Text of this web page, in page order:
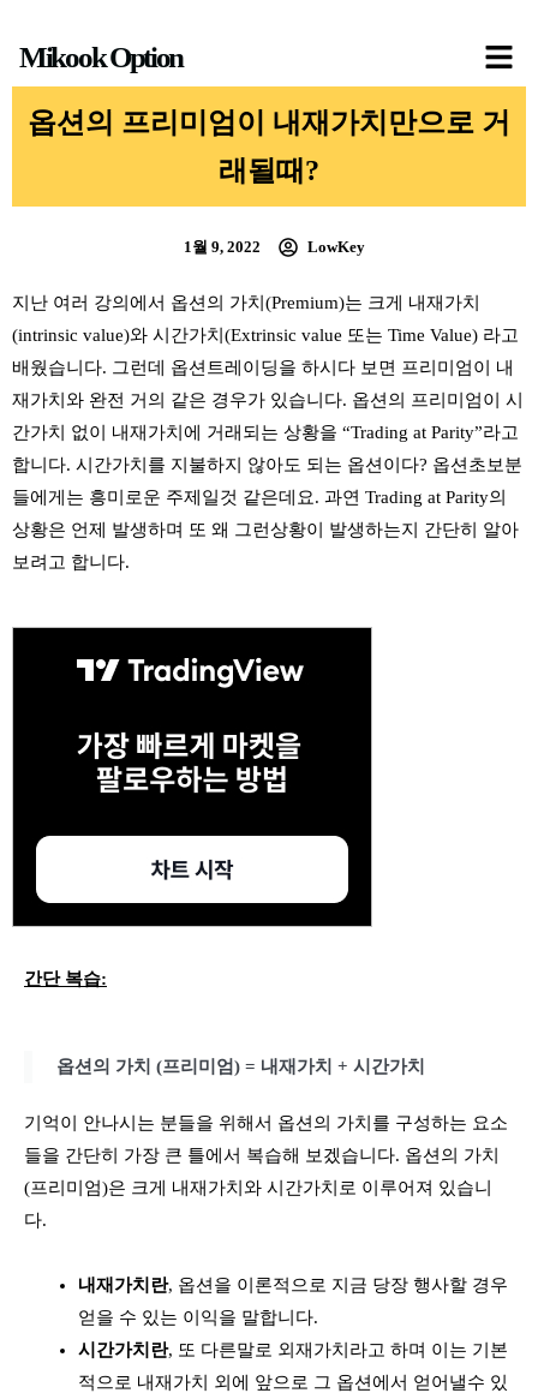
츠
너
Mikook Option
옵션의 프리미엄이 내재가치만으로 거
래될때?
1월 9, 2022 LowKey
지난 여러 강의에서 옵션의 가치(Premium)는 크게 내재가치
(intrinsic value)와 시간가치(Extrinsic value 또는 Time Value) 라고
배웠습니다. 그런데 옵션트레이딩을 하시다 보면 프리미엄이 내
재가치와 완전 거의 같은 경우가 있습니다. 옵션의 프리미엄이 시
간가치 없이 내재가치에 거래되는 상황을 “Trading at Parity”라고
합니다. 시간가치를 지불하지 않아도 되는 옵션이다? 옵션초보분
들에게는 흥미로운 주제일것 같은데요. 과연 Trading at Parity의
상황은 언제 발생하며 또 왜 그런상황이 발생하는지 간단히 알아
보려고 합니다.
간단 복습:
옵션의 가치 (프리미엄) = 내재가치 + 시간가치
기억이 안나시는 분들을 위해서 옵션의 가치를 구성하는 요소
들을 간단히 가장 큰 틀에서 복습해 보겠습니다. 옵션의 가치
(프리미엄)은 크게 내재가치와 시간가치로 이루어져 있습니
다.
내재가치란, 옵션을 이론적으로 지금 당장 행사할 경우
얻을 수 있는 이익을 말합니다.
시간가치란, 또 다른말로 외재가치라고 하며 이는 기본
적으로 내재가치 외에 앞으로 그 옵션에서 얻어낼수 있